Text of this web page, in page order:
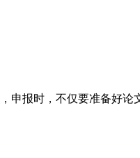
报时，不仅要准备好论